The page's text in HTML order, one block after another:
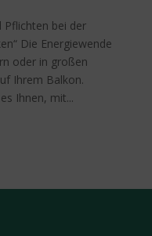
Pflichten bei der
Die Energiewende
oder in großen
Ihrem Balkon.
Ihnen, mit...